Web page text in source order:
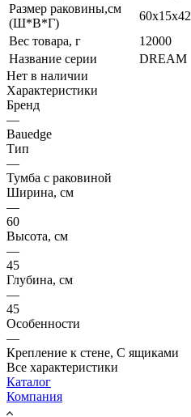
Размер раковины,см
(Ш*В*Г)
60х15х42
Вес товара, г
12000
Название серии
DREAM
Нет в наличии
Характеристики
Бренд
—
Bauedge
Тип
—
Тумба с раковиной
Ширина, см
—
60
Высота, см
—
45
Глубина, см
—
45
Особенности
—
Крепление к стене, С ящиками
Все характеристики
Каталог
Компания